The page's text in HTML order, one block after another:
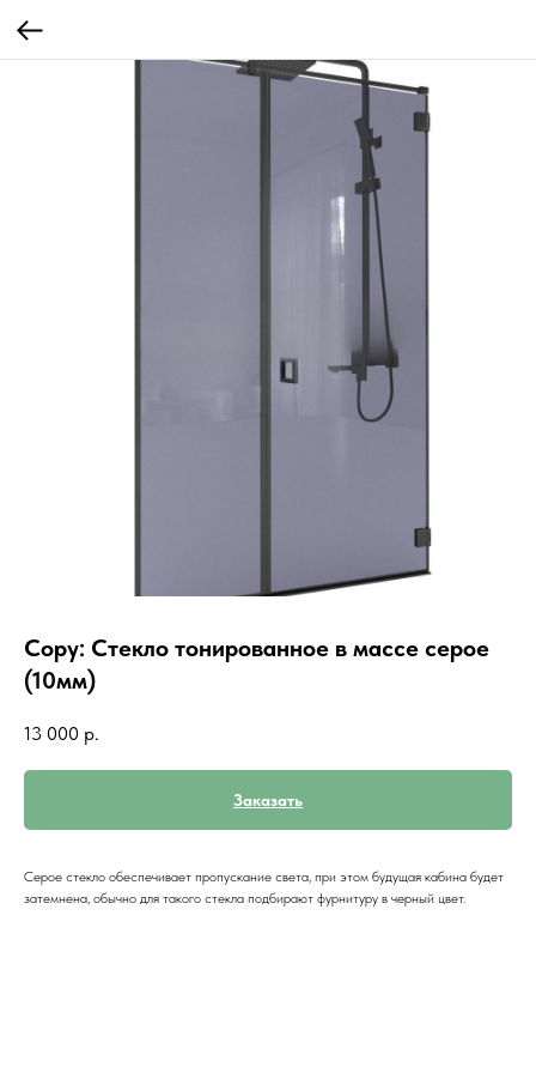
Copy: Стекло тонированное в массе серое
(10мм)
13 000 р.
Заказать
Серое стекло обеспечивает пропускание света, при этом будущая кабина будет
затемнена, обычно для такого стекла подбирают фурнитуру в черный цвет.